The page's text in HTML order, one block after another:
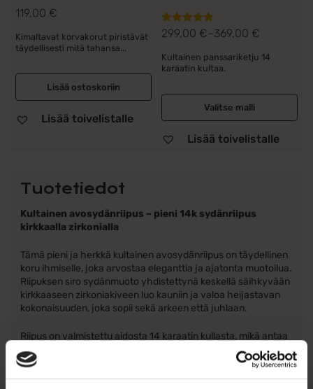
Tuotetiedot
Kultainen avosydänriipus – pieni 14k sydänriipus
kirkkaalla zirkonialla
Tämä pieni ja herkkä kultainen avosydänriipus on täydellinen
koru ihmiselle, joka arvostaa eleganttia ja ajatonta muotoilua.
Riipuksen siro sydänmuoto yhdistettynä keskellä säihkyvään
kirkkaaseen zirkoniakiveen luo kauniin ja valoa heijastavan
kokonaisuuden, joka sopii sekä arkeen että juhlaan.
Riipus on valmistettu aidosta 14 karaatin kullasta, mikä antaa
sille lämpimän sävyn, kestävyyden ja laadun, joka tuntuu
kädessä. Pienen kokonsa ansiosta se toimii upeasti yksinään,
mutta se sopii myös täydellisesti kerrostettavaksi muiden
119,00 €
Kimaltavat korvakorut piristävät
täydellisesti mitä tahansa...
Lisää ostoskoriin
Lisää toivelistalle
Arvostelu
5.00/ 5
299,00 €–369,00 €
Hintaluokka:
299,00 €
-
369,00 €
Kultainen panssariketju 14
karaatin kultaa.
Valitse malli
Lisää toivelistalle